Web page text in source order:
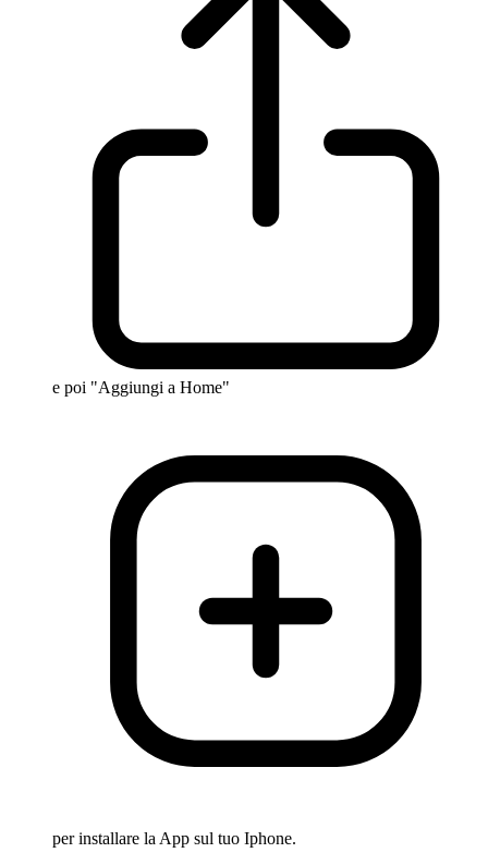
e poi "Aggiungi a Home"
per installare la App sul tuo Iphone.